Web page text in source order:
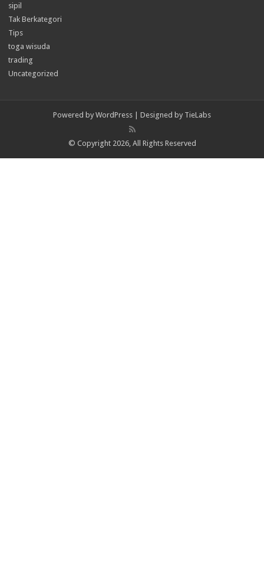
sipil
Tak Berkategori
Tips
toga wisuda
trading
Uncategorized
Powered by WordPress | Designed by TieLabs
© Copyright 2026, All Rights Reserved